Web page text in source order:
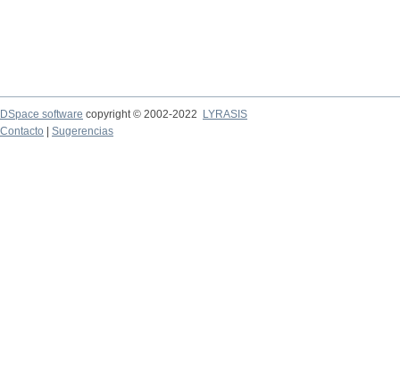
DSpace software copyright © 2002-2022
LYRASIS
Contacto
Sugerencias